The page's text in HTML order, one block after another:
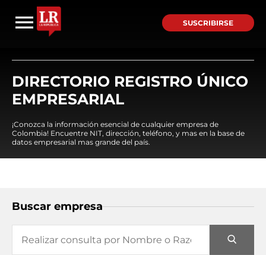
SUSCRIBIRSE
DIRECTORIO REGISTRO ÚNICO
EMPRESARIAL
¡Conozca la información esencial de cualquier empresa de
Colombia! Encuentre NIT, dirección, teléfono, y mas en la base de
datos empresarial mas grande del país.
Buscar empresa